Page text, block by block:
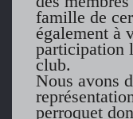
famille de
également à
participation
club.
Nous avons
perroquet